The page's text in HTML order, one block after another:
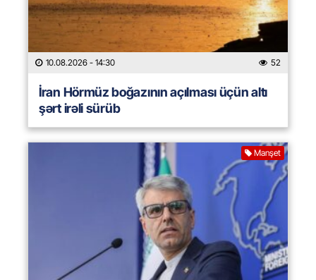
10.08.2026 - 14:30 52
İran Hörmüz boğazının açılması üçün altı
şərt irəli sürüb
Manşet